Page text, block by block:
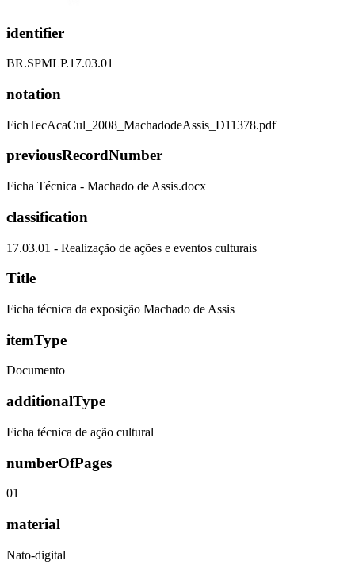
identifier
BR.SPMLP.17.03.01
notation
FichTecAcaCul_2008_MachadodeAssis_D11378.pdf
previousRecordNumber
Ficha Técnica - Machado de Assis.docx
classification
17.03.01 - Realização de ações e eventos culturais
Title
Ficha técnica da exposição Machado de Assis
itemType
Documento
additionalType
Ficha técnica de ação cultural
numberOfPages
01
material
Nato-digital